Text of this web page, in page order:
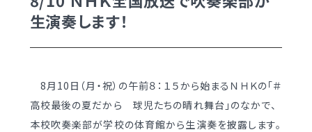
教育方針
明訓の学び GSC
学校案内
（デジタルパンフ）
教育方針
学校案内
明訓の学び GSC
生演奏します！
8月10日（月・祝）の午前８：１５から始まるＮＨＫの「＃
高校最後の夏だから 球児たちの晴れ舞台」のなかで、
本校吹奏楽部が学校の体育館から生演奏を披露します。